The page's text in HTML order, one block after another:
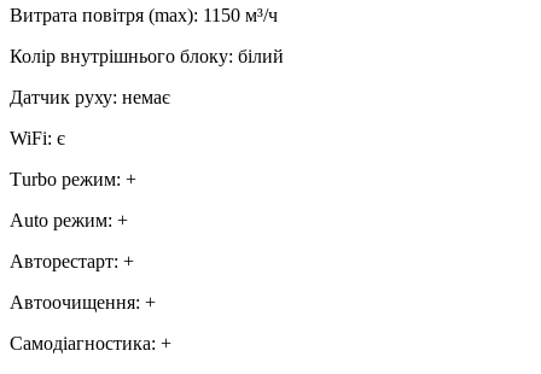
Витрата повітря (max): 1150 м³/ч
Колір внутрішнього блоку: білий
Датчик руху: немає
WiFi: є
Тurbo режим: +
Аuto режим: +
Авторестарт: +
Автоочищення: +
Самодіагностика: +